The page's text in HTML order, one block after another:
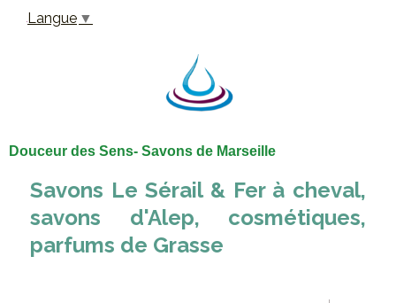
Douceur des Sens- Savons de Marseille
Savons Le Sérail & Fer à cheval,
savons d'Alep, cosmétiques,
parfums de Grasse
Langue ▼